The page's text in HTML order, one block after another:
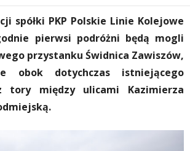
spółki PKP Polskie Linie Kolejowe
pierwsi podróżni będą mogli
przystanku Świdnica Zawiszów,
obok dotychczas istniejącego
tory między ulicami Kazimierza